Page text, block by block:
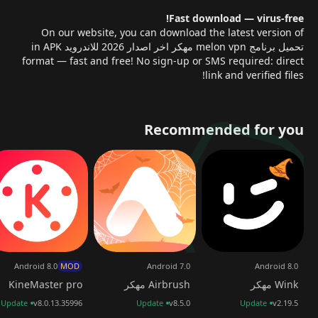
VIP مفتوح بالكامل
تتضمن نسخة VIP مزايا قوية مثل:
مواقع مميزة مفتوحة
خوادم أسرع
تجربة خالية من الإعلانات
فتح جميع الميزات الحصرية
خوادم مميزة عادة ما تكون مغلقة وتتطلب اشتراكًا VIP.
هذا الإصدار المهكر…
كلها مفتوحة!خوادم محسّنة من:
الولايات المتحدة
أستراليا
أوروبا … وغيرها
عند تصفح مواقع غير آمنة، يُصبح
تتبعك واستهداف جهازك أمرًا سهلًا للمتسللين.
ولكن Melon
VPN يقوم بإنشاء:
نفق مشفر✔ يُخفي موقعك الحقيقي✔
ويُظهر أنك متصل من دولة أخرىالنتيجة؟
لا أحد يستطيع رؤية
بياناتك أو موقعك الفعلي.
إزالة القيود الجغرافية (Bypass Geo-
Fast download — virus-free!
On our website, you can download the latest version of
تحميل برنامج melon vpn مهكر اخر اصدار 2026 للاندرويد in APK
format — fast and free! No sign-up or SMS required: direct
link and verified files!
Recommended for you
Wink مهكر
Android 8.0
v2.19.5
Update
Airbrush مهكر
Android 7.0
v8.5.0
Update
KineMaster pro
MOD
Android 8.0
v8.0.13.35996
Update